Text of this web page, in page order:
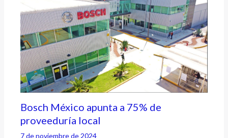
Bosch México apunta a 75% de
proveeduría local
7 de noviembre de 2024